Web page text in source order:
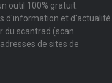
outil 100% gratuit.
d'information et d'actualité.
du scantrad (scan
de sites de